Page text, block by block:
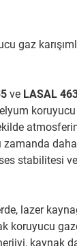
gaz
ve LASAL
zamanda
stabilitesi
lazer
koruyucu
kaynak